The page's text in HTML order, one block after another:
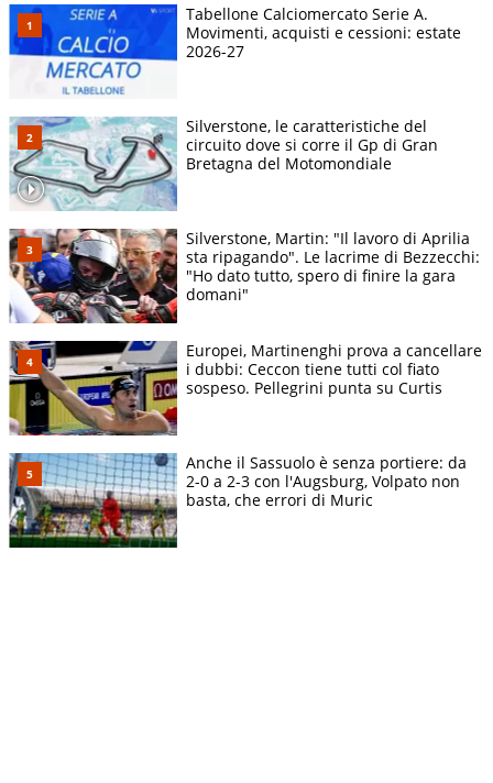
Tabellone Calciomercato Serie A.
Movimenti, acquisti e cessioni: estate
2026-27
Silverstone, le caratteristiche del
circuito dove si corre il Gp di Gran
Bretagna del Motomondiale
Silverstone, Martin: "Il lavoro di Aprilia
sta ripagando". Le lacrime di Bezzecchi:
"Ho dato tutto, spero di finire la gara
domani"
Europei, Martinenghi prova a cancellare
i dubbi: Ceccon tiene tutti col fiato
sospeso. Pellegrini punta su Curtis
Anche il Sassuolo è senza portiere: da
2-0 a 2-3 con l'Augsburg, Volpato non
basta, che errori di Muric